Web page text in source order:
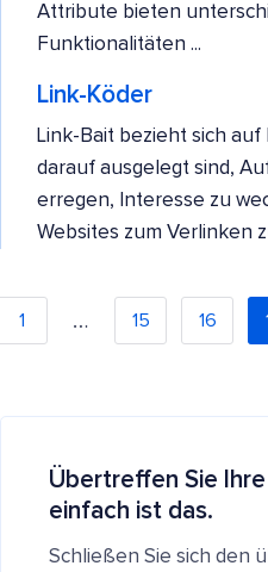
Attribute bieten
Funktionalitäten ...
Link-Köder
Link-Bait bezieht sich auf
darauf ausgelegt sind,
erregen, Interesse zu
Websites zum Verlinken
1 … 15 16
Übertreffen Sie
einfach ist das.
Schließen Sie sich den